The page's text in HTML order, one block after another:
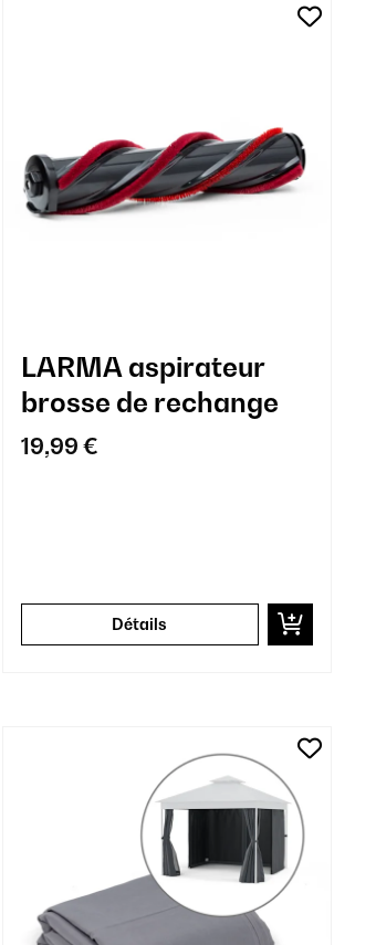
LARMA aspirateur
brosse de rechange
19,99 €
Détails